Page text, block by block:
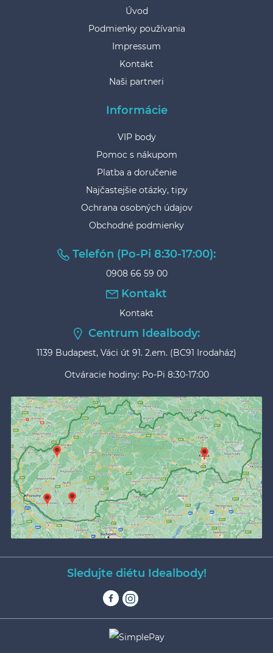
Úvod
Podmienky používania
Impressum
Kontakt
Naši partneri
Informácie
VIP body
Pomoc s nákupom
Platba a doručenie
Najčastejšie otázky, tipy
Ochrana osobných údajov
Obchodné podmienky
Telefón (Po-Pi 8:30-17:00):
0908 66 59 00
Kontakt
Kontakt
Centrum Idealbody:
1139 Budapest, Váci út 91. 2.em. (BC91 Irodaház)
Otváracie hodiny: Po-Pi 8:30-17:00
Sledujte diétu Idealbody!